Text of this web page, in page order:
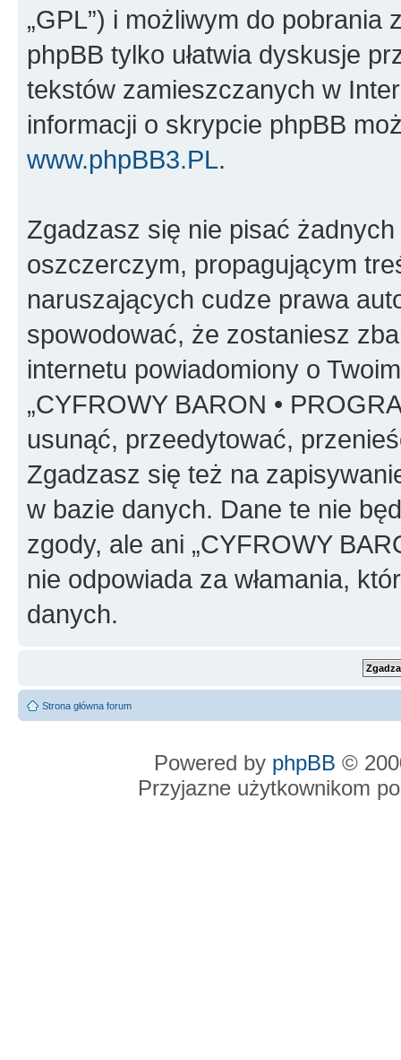
„GPL”) i możliwym do pobrania
phpBB tylko ułatwia dyskusje
tekstów zamieszczanych w
informacji o skrypcie phpBB
www.phpBB3.PL.
Zgadzasz się nie pisać
oszczerczym, propagującym
naruszających cudze prawa
spowodować, że zostaniesz
internetu powiadomiony o
„CYFROWY BARON •
usunąć, przeedytować,
Zgadzasz się też na
w bazie danych. Dane te nie
zgody, ale ani „CYFROWY
nie odpowiada za włamania,
danych.
Strona główna forum
Powered by phpBB ©
Przyjazne użytkownikom